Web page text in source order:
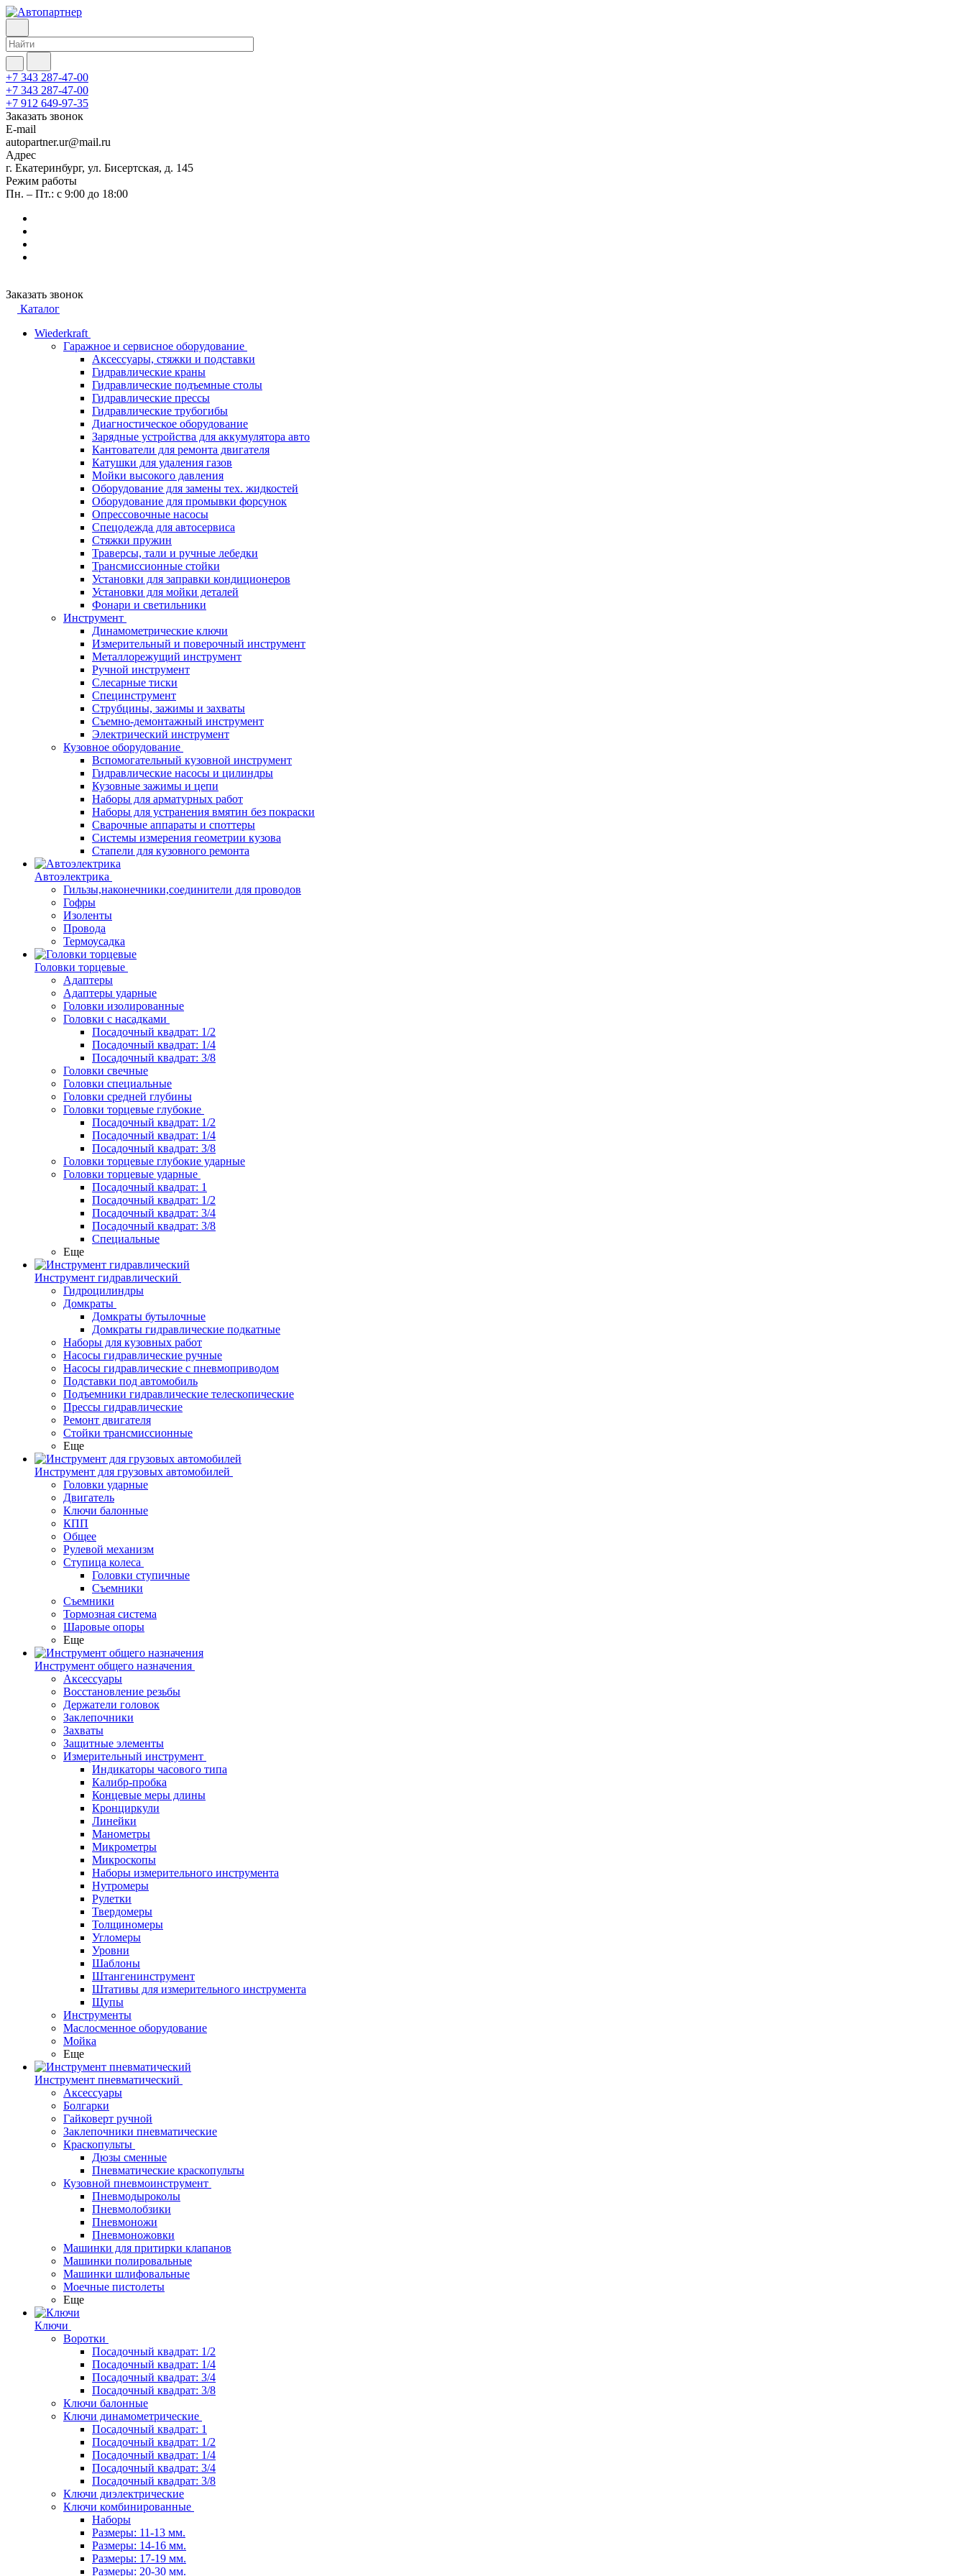
+7 343 287-47-00
+7 343 287-47-00
+7 912 649-97-35
Заказать звонок
E-mail
autopartner.ur@mail.ru
Адрес
г. Екатеринбург, ул. Бисертская, д. 145
Режим работы
Пн. – Пт.: с 9:00 до 18:00
Заказать звонок
Каталог
Wiederkraft
Гаражное и сервисное оборудование
Аксессуары, стяжки и подставки
Гидравлические краны
Гидравлические подъемные столы
Гидравлические прессы
Гидравлические трубогибы
Диагностическое оборудование
Зарядные устройства для аккумулятора авто
Кантователи для ремонта двигателя
Катушки для удаления газов
Мойки высокого давления
Оборудование для замены тех. жидкостей
Оборудование для промывки форсунок
Опрессовочные насосы
Спецодежда для автосервиса
Стяжки пружин
Траверсы, тали и ручные лебедки
Трансмиссионные стойки
Установки для заправки кондиционеров
Установки для мойки деталей
Фонари и светильники
Инструмент
Динамометрические ключи
Измерительный и поверочный инструмент
Металлорежущий инструмент
Ручной инструмент
Слесарные тиски
Специнструмент
Струбцины, зажимы и захваты
Съемно-демонтажный инструмент
Электрический инструмент
Кузовное оборудование
Вспомогательный кузовной инструмент
Гидравлические насосы и цилиндры
Кузовные зажимы и цепи
Наборы для арматурных работ
Наборы для устранения вмятин без покраски
Сварочные аппараты и споттеры
Системы измерения геометрии кузова
Стапели для кузовного ремонта
Автоэлектрика
Гильзы,наконечники,соединители для проводов
Гофры
Изоленты
Провода
Термоусадка
Головки торцевые
Адаптеры
Адаптеры ударные
Головки изолированные
Головки с насадками
Посадочный квадрат: 1/2
Посадочный квадрат: 1/4
Посадочный квадрат: 3/8
Головки свечные
Головки специальные
Головки средней глубины
Головки торцевые глубокие
Посадочный квадрат: 1/2
Посадочный квадрат: 1/4
Посадочный квадрат: 3/8
Головки торцевые глубокие ударные
Головки торцевые ударные
Посадочный квадрат: 1
Посадочный квадрат: 1/2
Посадочный квадрат: 3/4
Посадочный квадрат: 3/8
Специальные
Еще
Инструмент гидравлический
Гидроцилиндры
Домкраты
Домкраты бутылочные
Домкраты гидравлические подкатные
Наборы для кузовных работ
Насосы гидравлические ручные
Насосы гидравлические с пневмоприводом
Подставки под автомобиль
Подъемники гидравлические телескопические
Прессы гидравлические
Ремонт двигателя
Стойки трансмиссионные
Еще
Инструмент для грузовых автомобилей
Головки ударные
Двигатель
Ключи балонные
КПП
Общее
Рулевой механизм
Ступица колеса
Головки ступичные
Съемники
Съемники
Тормозная система
Шаровые опоры
Еще
Инструмент общего назначения
Аксессуары
Восстановление резьбы
Держатели головок
Заклепочники
Захваты
Защитные элементы
Измерительный инструмент
Индикаторы часового типа
Калибр-пробка
Концевые меры длины
Кронциркули
Линейки
Манометры
Микрометры
Микроскопы
Наборы измерительного инструмента
Нутромеры
Рулетки
Твердомеры
Толщиномеры
Угломеры
Уровни
Шаблоны
Штангенинструмент
Штативы для измерительного инструмента
Щупы
Инструменты
Маслосменное оборудование
Мойка
Еще
Инструмент пневматический
Аксессуары
Болгарки
Гайковерт ручной
Заклепочники пневматические
Краскопульты
Дюзы сменные
Пневматические краскопульты
Кузовной пневмоинструмент
Пневмодыроколы
Пневмолобзики
Пневмоножи
Пневмоножовки
Машинки для притирки клапанов
Машинки полировальные
Машинки шлифовальные
Моечные пистолеты
Еще
Ключи
Воротки
Посадочный квадрат: 1/2
Посадочный квадрат: 1/4
Посадочный квадрат: 3/4
Посадочный квадрат: 3/8
Ключи балонные
Ключи динамометрические
Посадочный квадрат: 1
Посадочный квадрат: 1/2
Посадочный квадрат: 1/4
Посадочный квадрат: 3/4
Посадочный квадрат: 3/8
Ключи диэлектрические
Ключи комбинированные
Наборы
Размеры: 11-13 мм.
Размеры: 14-16 мм.
Размеры: 17-19 мм.
Размеры: 20-30 мм.